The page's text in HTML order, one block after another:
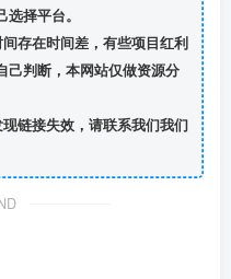
择平台。
存在时间差，有些项目红利
己判断，本网站仅做资源分
链接失效，请联系我们我们